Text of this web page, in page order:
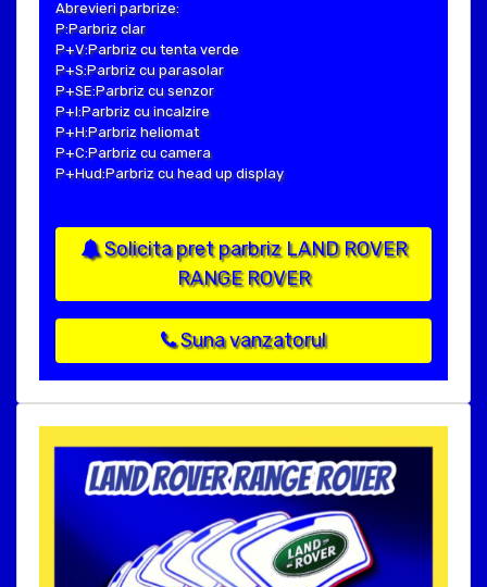
Abrevieri parbrize:
P:Parbriz clar
P+V:Parbriz cu tenta verde
P+S:Parbriz cu parasolar
P+SE:Parbriz cu senzor
P+I:Parbriz cu incalzire
P+H:Parbriz heliomat
P+C:Parbriz cu camera
P+Hud:Parbriz cu head up display
Solicita pret parbriz LAND ROVER
RANGE ROVER
Suna vanzatorul